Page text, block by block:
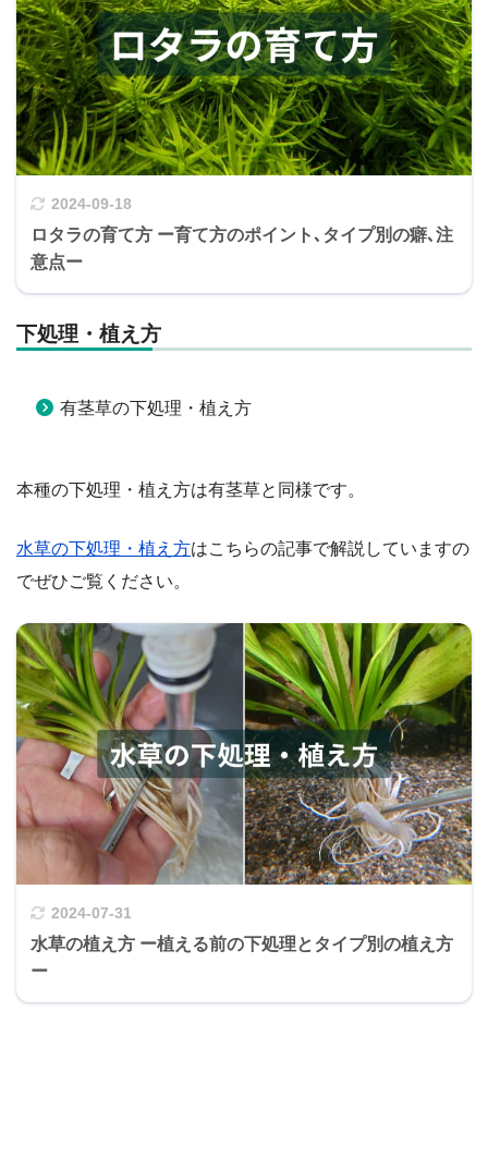
2024-09-18
ロタラの育て方 ー育て方のポイント､タイプ別の癖､注
意点ー
下処理・植え方
有茎草の下処理・植え方
本種の下処理・植え方は有茎草と同様です。
水草の下処理・植え方はこちらの記事で解説していますの
でぜひご覧ください。
2024-07-31
水草の植え方 ー植える前の下処理とタイプ別の植え方
ー